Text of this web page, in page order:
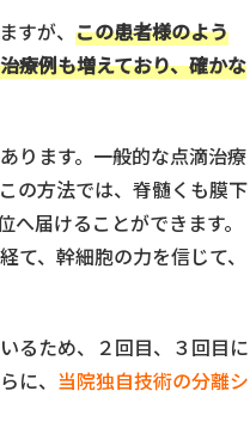
すが、 この患者様のよう
療例も増えており、確かな
ります。一般的な点滴治療
の方法では、脊髄くも膜下
届けることができます。
、幹細胞の力を信じて、
るため、２回目、３回目に
に、 当院独自技術の分離シ